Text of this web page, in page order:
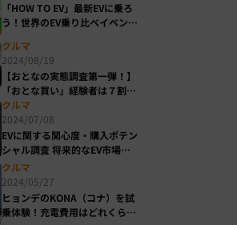
「HOW TO EV」最新EVに乗ろ
う！世界のEV乗り比べイベント
開催レポート！
クルマ
2024/08/19
【おとなの実態調査第一弾！】
「おとな買い」経験者は７割
も！こんなものまでおとな買
い！ 世間の「おとな」たちの
今欲しいもの、おとな買いした
いもの徹底調査 ～憧れの人気
車種（外車・国産車）ランキン
グも～
クルマ
2024/07/08
EVに関する関心度・購入ポテン
シャル調査 将来的なEV市場の
広がりが期待できる結果に！
クルマ
2024/05/27
ヒョンデのKONA（コナ）を試
乗体験！充電費用はどれくらい